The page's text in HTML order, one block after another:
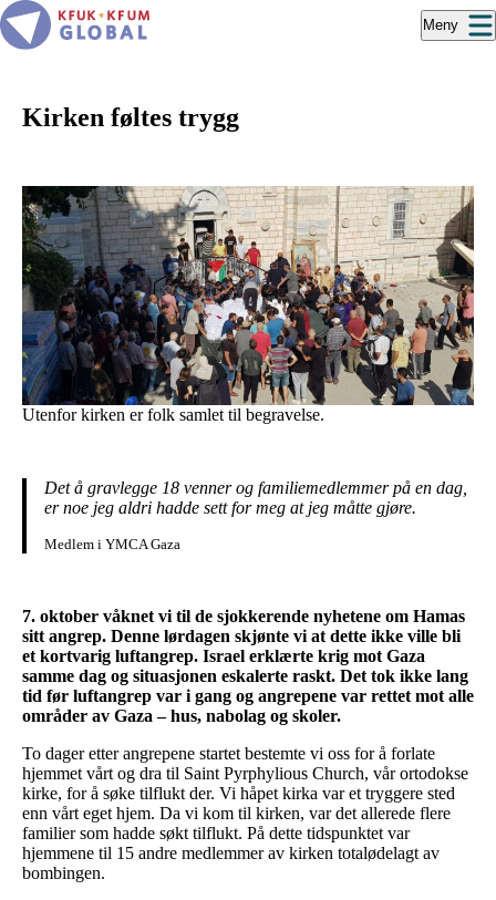
Hopp
til
hovedinnhold
Meny
Kirken føltes trygg
Utenfor kirken er folk samlet til begravelse.
Det å gravlegge 18 venner og familiemedlemmer på en dag,
er noe jeg aldri hadde sett for meg at jeg måtte gjøre.
Medlem i YMCA Gaza
7. oktober våknet vi til de sjokkerende nyhetene om Hamas
sitt angrep. Denne lørdagen skjønte vi at dette ikke ville bli
et kortvarig luftangrep. Israel erklærte krig mot Gaza
samme dag og situasjonen eskalerte raskt. Det tok ikke lang
tid før luftangrep var i gang og angrepene var rettet mot alle
områder av Gaza – hus, nabolag og skoler.
To dager etter angrepene startet bestemte vi oss for å forlate
hjemmet vårt og dra til Saint Pyrphylious Church, vår ortodokse
kirke, for å søke tilflukt der. Vi håpet kirka var et tryggere sted
enn vårt eget hjem. Da vi kom til kirken, var det allerede flere
familier som hadde søkt tilflukt. På dette tidspunktet var
hjemmene til 15 andre medlemmer av kirken totalødelagt av
bombingen.